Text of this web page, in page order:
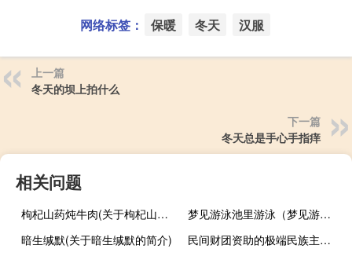
网络标签： 保暖 冬天 汉服
上一篇
冬天的坝上拍什么
下一篇
冬天总是手心手指痒
相关问题
枸杞山药炖牛肉(关于枸杞山药炖牛肉的简介)
梦见游泳池里游泳（梦见游泳池）
暗生缄默(关于暗生缄默的简介)
民间财团资助的极端民族主义亚速海阵营是什么组织？